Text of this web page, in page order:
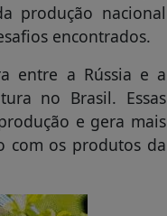
produção nacional
encontrados.
entre a Rússia e a
no Brasil. Essas
e gera mais
com os produtos da